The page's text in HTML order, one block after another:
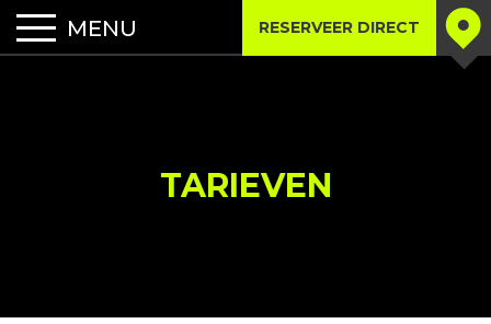
RESERVEER DIRECT
TARIEVEN